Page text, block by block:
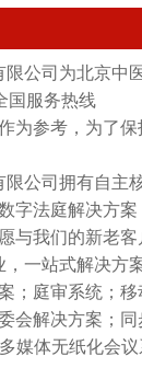
公司为北京中
国服务热线
为参考，为了
公司拥有自主
字法庭解决方
与我们的新老客
一站式解决方
；庭审系统；
会解决方案；
媒体无纸化会议